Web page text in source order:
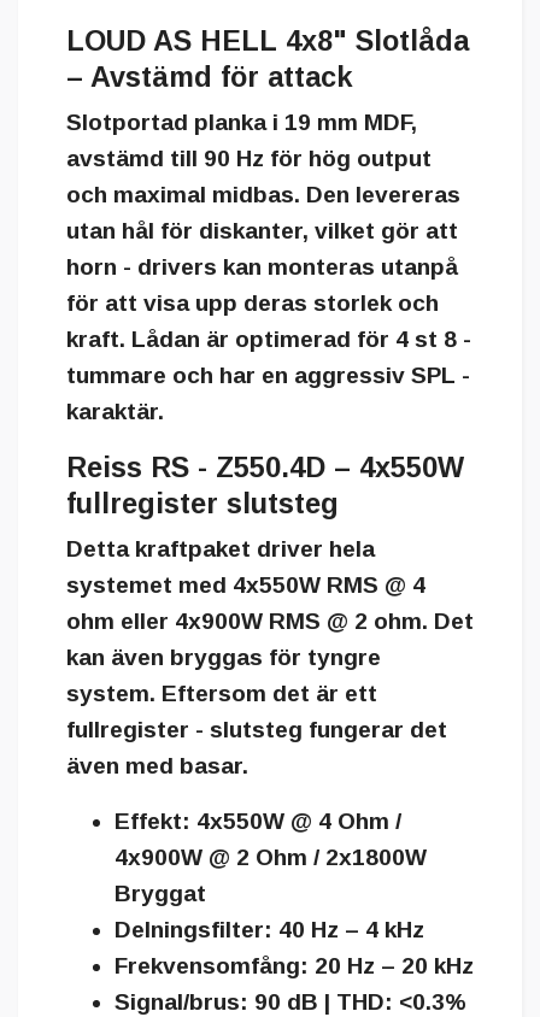
LOUD AS HELL 4x8" Slotlåda
– Avstämd för attack
Slotportad planka i 19 mm MDF,
avstämd till 90 Hz för hög output
och maximal midbas. Den levereras
utan hål för diskanter, vilket gör att
horn - drivers kan monteras utanpå
för att visa upp deras storlek och
kraft. Lådan är optimerad för 4 st 8 -
tummare och har en aggressiv SPL -
karaktär.
Reiss RS - Z550.4D – 4x550W
fullregister slutsteg
Detta kraftpaket driver hela
systemet med 4x550W RMS @ 4
ohm eller 4x900W RMS @ 2 ohm. Det
kan även bryggas för tyngre
system. Eftersom det är ett
fullregister - slutsteg fungerar det
även med basar.
Effekt: 4x550W @ 4 Ohm /
4x900W @ 2 Ohm / 2x1800W
Bryggat
Delningsfilter: 40 Hz – 4 kHz
Frekvensomfång: 20 Hz – 20 kHz
Signal/brus: 90 dB | THD: <0.3%